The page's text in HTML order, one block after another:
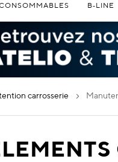
B‑LINE
carrosserie